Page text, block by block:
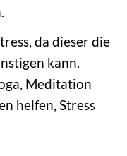
da dieser die
kann.
Meditation
helfen, Stress